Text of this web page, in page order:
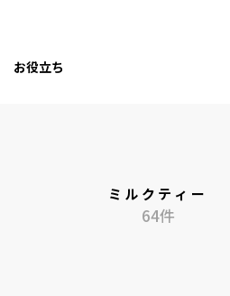
お役立ち
ミルクティー
64件